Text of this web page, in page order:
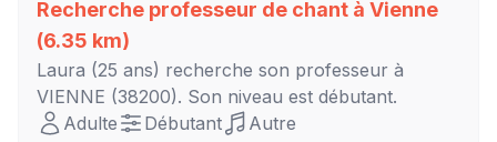
Recherche professeur de chant à Vienne
(6.35 km)
Laura (25 ans) recherche son professeur à
VIENNE (38200). Son niveau est débutant.
Adulte
Débutant Autre